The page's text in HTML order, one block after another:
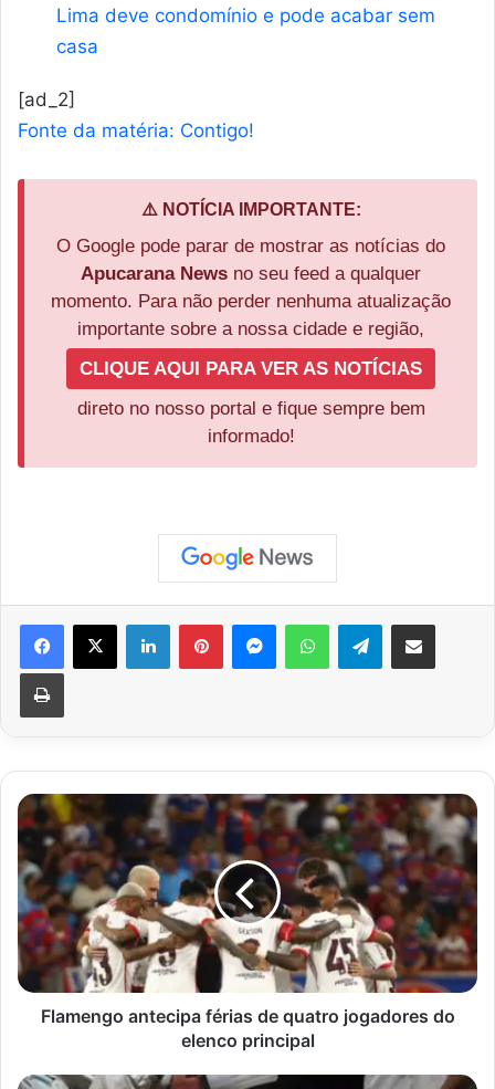
Lima deve condomínio e pode acabar sem
casa
[ad_2]
Fonte da matéria: Contigo!
⚠️ NOTÍCIA IMPORTANTE:
O Google pode parar de mostrar as notícias do
Apucarana News no seu feed a qualquer
momento. Para não perder nenhuma atualização
importante sobre a nossa cidade e região,
CLIQUE AQUI PARA VER AS NOTÍCIAS
direto no nosso portal e fique sempre bem
informado!
Facebook
X LinkedinPinterestMessengerWhatsAppTelegramCompartilhar via e-mail
Imprimir
Flamengo
antecipa
férias
de
quatro
jogadores
do
elenco
principal
Flamengo antecipa férias de quatro jogadores do
elenco principal
Porque